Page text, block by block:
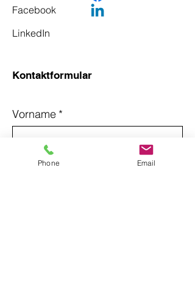
Facebook
LinkedIn
Kontaktformular
Vorname *
Nachname
Phone Email